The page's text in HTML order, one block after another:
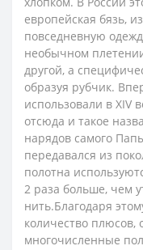
европейская бязь,
повседневную
необычном
другой, а
образуя рубчик.
использовали в XIV
отсюда и такое
нарядов самого
передавался из
полотна
2 раза больше, чем
нить.Благодаря
количество плюсов,
многочисленные